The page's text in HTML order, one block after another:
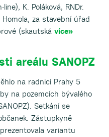
K. Poláková, RNDr.
Homola, za stavební úřad
(skautská více»
areálu SANOPZ
na radnici Prahy 5
na pozemcích bývalého
Setkání se
Zástupkyně
variantu